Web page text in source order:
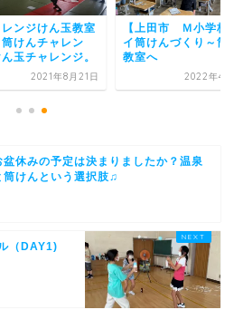
レンジけん玉教室
筒けんチャレン
玉チャレンジ。
2021年8月21日
【上田市 Ｍ小学校
イ筒けんづくり～筒
教室へ
2022年4
盆休みの予定は決まりましたか？温泉
筒けんという選択肢♫
（DAY1)